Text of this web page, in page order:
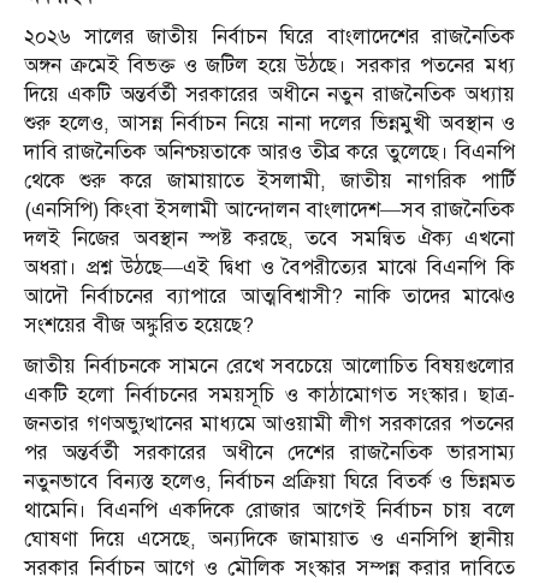
২০২৬ সালের জাতীয় নির্বাচন ঘিরে বাংলাদেশের রাজনৈতিক
অঙ্গন ক্রমেই বিভক্ত ও জটিল হয়ে উঠছে। সরকার পতনের মধ্য
দিয়ে একটি অন্তর্বর্তী সরকারের অধীনে নতুন রাজনৈতিক অধ্যায়
শুরু হলেও, আসন্ন নির্বাচন নিয়ে নানা দলের ভিন্নমুখী অবস্থান ও
দাবি রাজনৈতিক অনিশ্চয়তাকে আরও তীব্র করে তুলেছে। বিএনপি
থেকে শুরু করে জামায়াতে ইসলামী, জাতীয় নাগরিক পার্টি
(এনসিপি) কিংবা ইসলামী আন্দোলন বাংলাদেশ—সব রাজনৈতিক
দলই নিজের অবস্থান স্পষ্ট করছে, তবে সমন্বিত ঐক্য এখনো
অধরা। প্রশ্ন উঠছে—এই দ্বিধা ও বৈপরীত্যের মাঝে বিএনপি কি
আদৌ নির্বাচনের ব্যাপারে আত্মবিশ্বাসী? নাকি তাদের মাঝেও
সংশয়ের বীজ অঙ্কুরিত হয়েছে?
জাতীয় নির্বাচনকে সামনে রেখে সবচেয়ে আলোচিত বিষয়গুলোর
একটি হলো নির্বাচনের সময়সূচি ও কাঠামোগত সংস্কার। ছাত্র-
জনতার গণঅভ্যুত্থানের মাধ্যমে আওয়ামী লীগ সরকারের পতনের
পর অন্তর্বর্তী সরকারের অধীনে দেশের রাজনৈতিক ভারসাম্য
নতুনভাবে বিন্যস্ত হলেও, নির্বাচন প্রক্রিয়া ঘিরে বিতর্ক ও ভিন্নমত
থামেনি। বিএনপি একদিকে রোজার আগেই নির্বাচন চায় বলে
ঘোষণা দিয়ে এসেছে, অন্যদিকে জামায়াত ও এনসিপি স্থানীয়
সরকার নির্বাচন আগে ও মৌলিক সংস্কার সম্পন্ন করার দাবিতে